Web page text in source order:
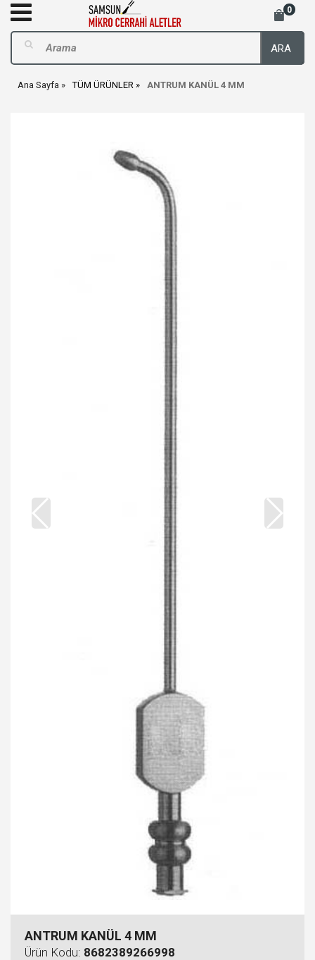
0
ARA
Ana Sayfa TÜM ÜRÜNLER ANTRUM KANÜL 4 MM
ANTRUM KANÜL 4 MM
Ürün Kodu: 8682389266998